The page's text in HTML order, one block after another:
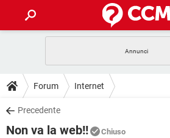
INTRATTENIMENTO
iOS
INSTAGRAM
GUIDE
COVID-19
DOWNLOAD
COVID-19
Forum Internet
Precedente
Non va la web!! Chiuso